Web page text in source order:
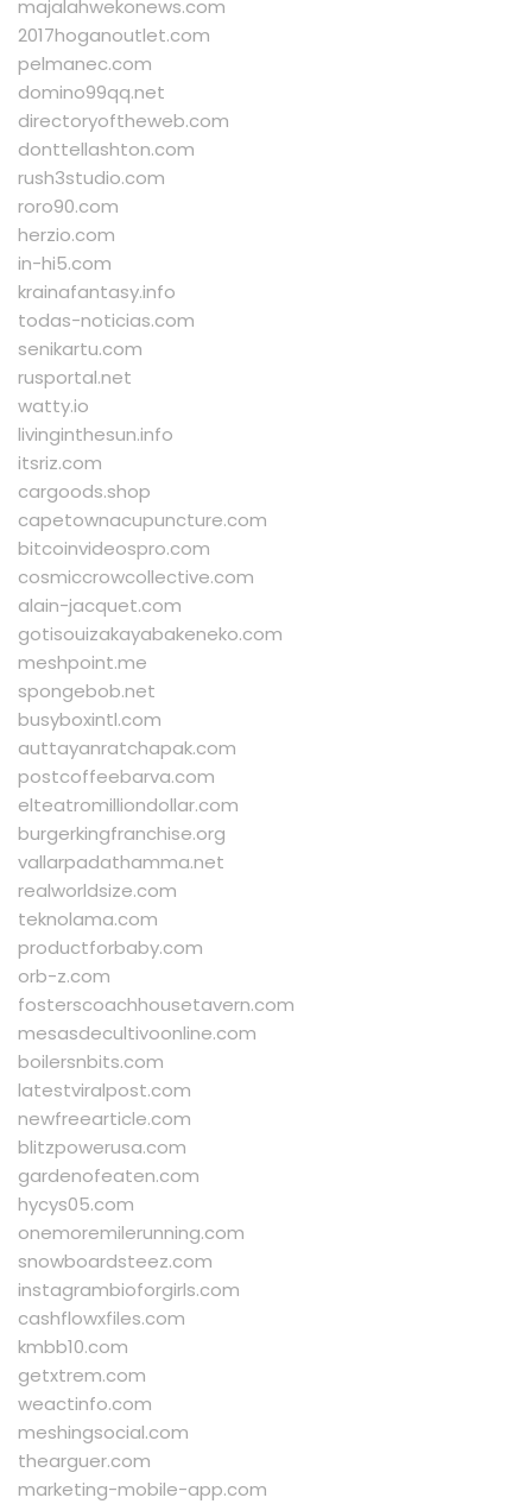
majalahwekonews.com
2017hoganoutlet.com
pelmanec.com
domino99qq.net
directoryoftheweb.com
donttellashton.com
rush3studio.com
roro90.com
herzio.com
in-hi5.com
krainafantasy.info
todas-noticias.com
senikartu.com
rusportal.net
watty.io
livinginthesun.info
itsriz.com
cargoods.shop
capetownacupuncture.com
bitcoinvideospro.com
cosmiccrowcollective.com
alain-jacquet.com
gotisouizakayabakeneko.com
meshpoint.me
spongebob.net
busyboxintl.com
auttayanratchapak.com
postcoffeebarva.com
elteatromilliondollar.com
burgerkingfranchise.org
vallarpadathamma.net
realworldsize.com
teknolama.com
productforbaby.com
orb-z.com
fosterscoachhousetavern.com
mesasdecultivoonline.com
boilersnbits.com
latestviralpost.com
newfreearticle.com
blitzpowerusa.com
gardenofeaten.com
hycys05.com
onemoremilerunning.com
snowboardsteez.com
instagrambioforgirls.com
cashflowxfiles.com
kmbb10.com
getxtrem.com
weactinfo.com
meshingsocial.com
thearguer.com
marketing-mobile-app.com